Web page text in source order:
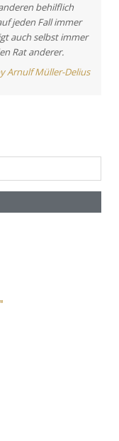
behilflich
jeden Fall immer
auch selbst immer
Rat anderer.
Arnulf Müller-Delius